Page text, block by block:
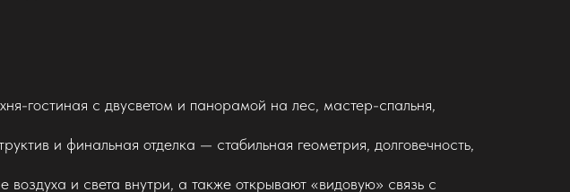
гостиная с двусветом и панорамой на лес, мастер-спальня,
и финальная отделка — стабильная геометрия, долговечность,
и света внутри, а также открывают «видовую» связь с